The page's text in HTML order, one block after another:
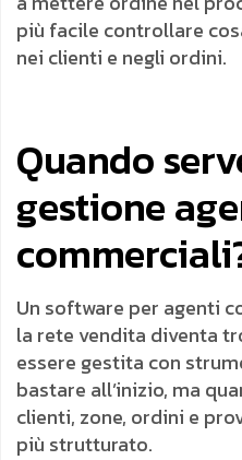
più facile controllare
nei clienti e negli ordini.
Quando
gestione
Un software per agenti
la rete vendita diventa
essere gestita con
bastare all’inizio, ma
clienti, zone, ordini e
più strutturato.